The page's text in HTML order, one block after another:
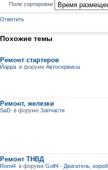
Поле сортировки
Ответить
Похожие темы
Ремонт стартеров
Йарра в форумеАвтосервисы
Ремонт, железки
SaD в форумеЗапчасти
Ремонт ТНВД
Romi4 в форумеGolf4 - Двигатель,